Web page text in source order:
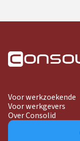
Voor werkzoekende
Voor werkgevers
Over Consolid